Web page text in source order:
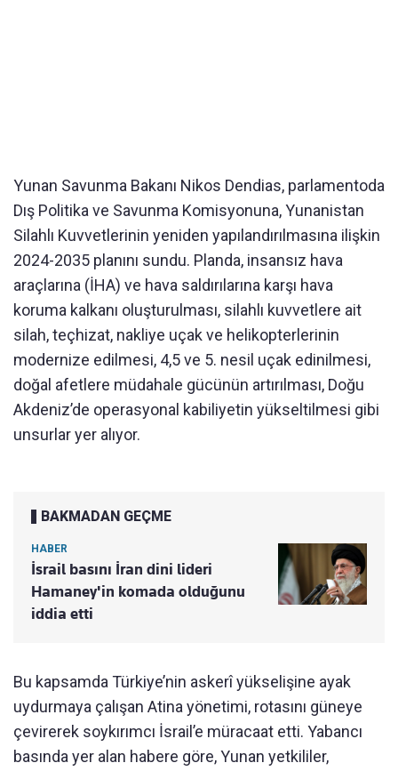
Yunan Savunma Bakanı Nikos Dendias, parlamentoda
Dış Politika ve Savunma Komisyonuna, Yunanistan
Silahlı Kuvvetlerinin yeniden yapılandırılmasına ilişkin
2024-2035 planını sundu. Planda, insansız hava
araçlarına (İHA) ve hava saldırılarına karşı hava
koruma kalkanı oluşturulması, silahlı kuvvetlere ait
silah, teçhizat, nakliye uçak ve helikopterlerinin
modernize edilmesi, 4,5 ve 5. nesil uçak edinilmesi,
doğal afetlere müdahale gücünün artırılması, Doğu
Akdeniz’de operasyonal kabiliyetin yükseltilmesi gibi
unsurlar yer alıyor.
BAKMADAN GEÇME
HABER
İsrail basını İran dini lideri
Hamaney'in komada olduğunu
iddia etti
Bu kapsamda Türkiye’nin askerî yükselişine ayak
uydurmaya çalışan Atina yönetimi, rotasını güneye
çevirerek soykırımcı İsrail’e müracaat etti. Yabancı
basında yer alan habere göre, Yunan yetkililer,